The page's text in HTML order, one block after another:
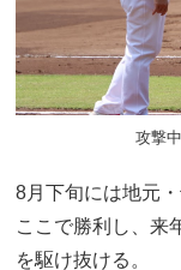
攻撃
8月下旬には地元
ここで勝利し、来
を駆け抜ける。